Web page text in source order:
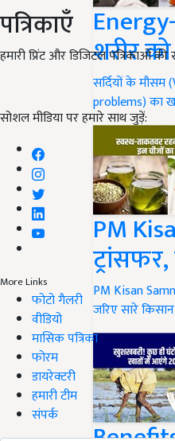
पत्रिकाएँ
हमारी प्रिंट और डिजिटल पत्रिकाओं
सोशल मीडिया पर हमारे साथ जुड़ें:
More Links
फोटो गैलरी
वीडियो
मासिक पत्रिका
फोरम
डायरेक्टरी
हमारी टीम
संपर्क
शरीर
सर्दियों के
problems) का
PM
PM Kisan
जरिए सारे